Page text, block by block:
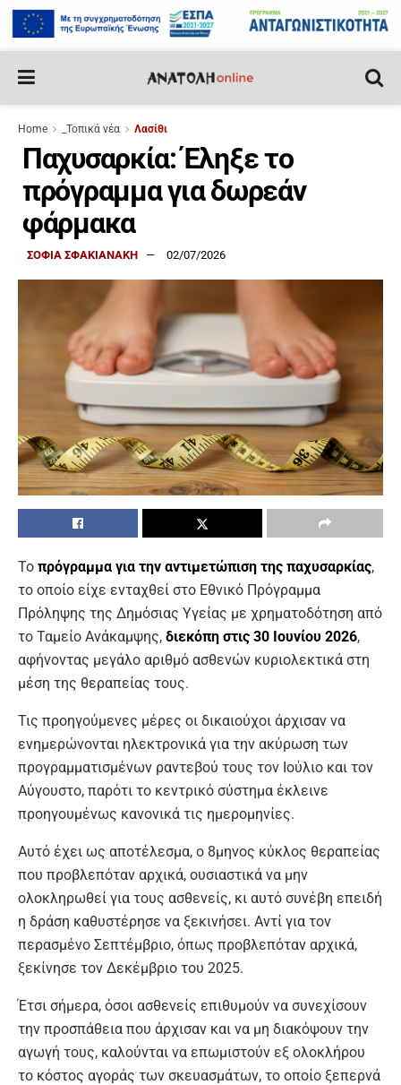
Home _Τοπικά νέα Λασίθι
Παχυσαρκία: Έληξε το
πρόγραμμα για δωρεάν
φάρμακα
ΣΟΦΙΑ ΣΦΑΚΙΑΝΑΚΗ 02/07/2026
Το πρόγραμμα για την αντιμετώπιση της παχυσαρκίας,
το οποίο είχε ενταχθεί στο Εθνικό Πρόγραμμα
Πρόληψης της Δημόσιας Υγείας με χρηματοδότηση από
το Ταμείο Ανάκαμψης, διεκόπη στις 30 Ιουνίου 2026,
αφήνοντας μεγάλο αριθμό ασθενών κυριολεκτικά στη
μέση της θεραπείας τους.
Τις προηγούμενες μέρες οι δικαιούχοι άρχισαν να
ενημερώνονται ηλεκτρονικά για την ακύρωση των
προγραμματισμένων ραντεβού τους τον Ιούλιο και τον
Αύγουστο, παρότι το κεντρικό σύστημα έκλεινε
προηγουμένως κανονικά τις ημερομηνίες.
Αυτό έχει ως αποτέλεσμα, ο 8μηνος κύκλος θεραπείας
που προβλεπόταν αρχικά, ουσιαστικά να μην
ολοκληρωθεί για τους ασθενείς, κι αυτό συνέβη επειδή
η δράση καθυστέρησε να ξεκινήσει. Αντί για τον
περασμένο Σεπτέμβριο, όπως προβλεπόταν αρχικά,
ξεκίνησε τον Δεκέμβριο του 2025.
Έτσι σήμερα, όσοι ασθενείς επιθυμούν να συνεχίσουν
την προσπάθεια που άρχισαν και να μη διακόψουν την
αγωγή τους, καλούνται να επωμιστούν εξ ολοκλήρου
το κόστος αγοράς των σκευασμάτων, το οποίο ξεπερνά